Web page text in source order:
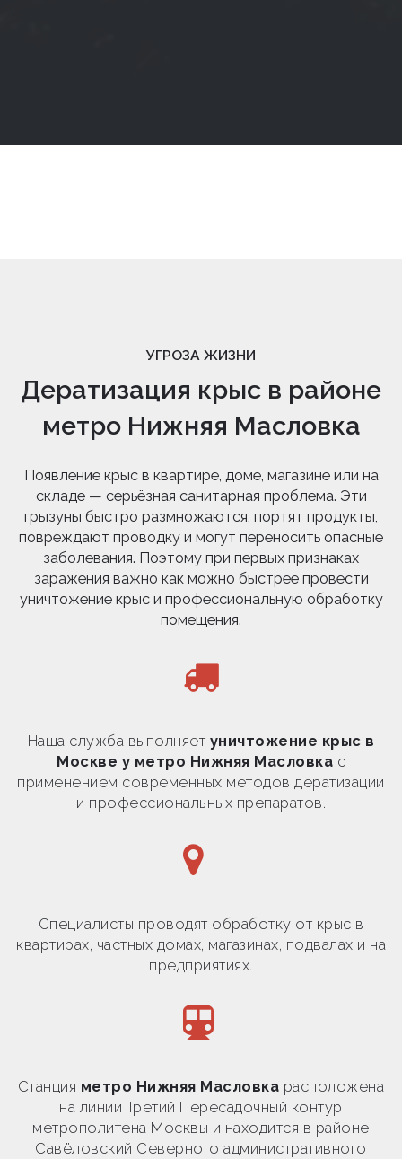
УГРОЗА ЖИЗНИ
Дератизация крыс в районе
метро Нижняя Масловка
Появление крыс в квартире, доме, магазине или на
складе — серьёзная санитарная проблема. Эти
грызуны быстро размножаются, портят продукты,
повреждают проводку и могут переносить опасные
заболевания. Поэтому при первых признаках
заражения важно как можно быстрее провести
уничтожение крыс и профессиональную обработку
помещения.
Наша служба выполняет уничтожение крыс в
Москве у метро Нижняя Масловка с
применением современных методов дератизации
и профессиональных препаратов.
Специалисты проводят обработку от крыс в
квартирах, частных домах, магазинах, подвалах и на
предприятиях.
Станция метро Нижняя Масловка расположена
на линии Третий Пересадочный контур
метрополитена Москвы и находится в районе
Савёловский Северного административного